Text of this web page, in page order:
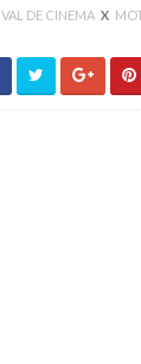
DE CINEMA X